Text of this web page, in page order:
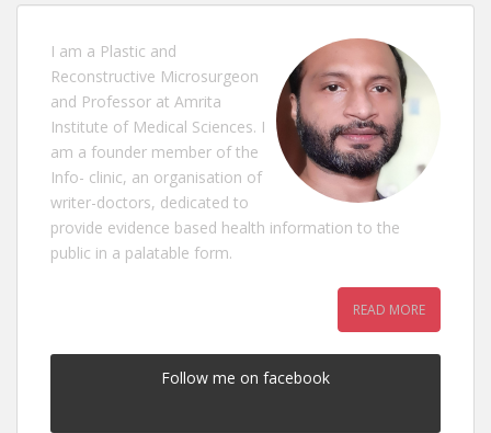
I am a Plastic and
Reconstructive Microsurgeon
and Professor at Amrita
Institute of Medical Sciences. I
am a founder member of the
Info- clinic, an organisation of
writer-doctors, dedicated to
provide evidence based health information to the
public in a palatable form.
READ MORE
Follow me on facebook